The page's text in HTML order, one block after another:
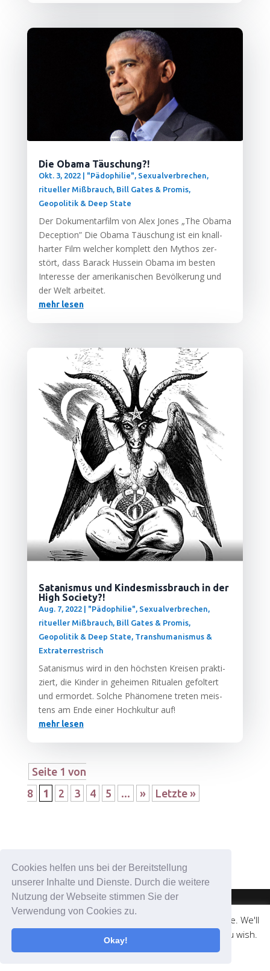
Cookies helfen uns bei der Bereitstellung
unserer Inhalte und Dienste. Durch die weitere
Nutzung der Webseite stimmen Sie der
Verwendung von Cookies zu.
Okay!
Die Obama Täuschung?!
Okt. 3, 2022| "Pädophilie", Sexualverbrechen,
ritueller Mißbrauch, Bill Gates & Promis,
Geopolitik & Deep State
Der Doku­men­tar­film von Alex Jones „The Oba­ma
Decep­ti­on” Die Oba­ma Täu­schung ist ein knall­
har­ter Film wel­cher kom­plett den Mythos zer­
stört, dass Barack Hus­sein Oba­ma im bes­ten
Inter­es­se der ame­ri­ka­ni­schen Bevöl­ke­rung und
der Welt arbeitet.
mehr lesen
Satanismus und Kindesmissbrauch in der
High Society?!
Aug. 7, 2022| "Pädophilie", Sexualverbrechen,
ritueller Mißbrauch, Bill Gates & Promis,
Geopolitik & Deep State Transhumanismus &
Extraterrestrisch
Sata­nis­mus wird in den höchs­ten Krei­sen prak­ti­
ziert, die Kin­der in gehei­men Ritua­len gefol­tert
und ermor­det. Sol­che Phä­no­me­ne tre­ten meis­
tens am Ende einer Hoch­kul­tur auf!
mehr lesen
Seite 1 von
8
1 2 3 4 5 ... » Letzte »
info@coronadatencheck.com
This website uses cookies to improve your experience. We'll
assume you're ok with this, but you can opt-out if you wish.
Cookie settings
ACCEPT